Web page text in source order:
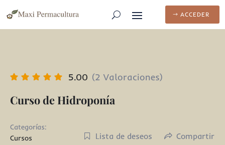
ACCEDER
5.00 (2 Valoraciones)
Curso de Hidroponía
Categorías:
Cursos
Lista de deseos Compartir